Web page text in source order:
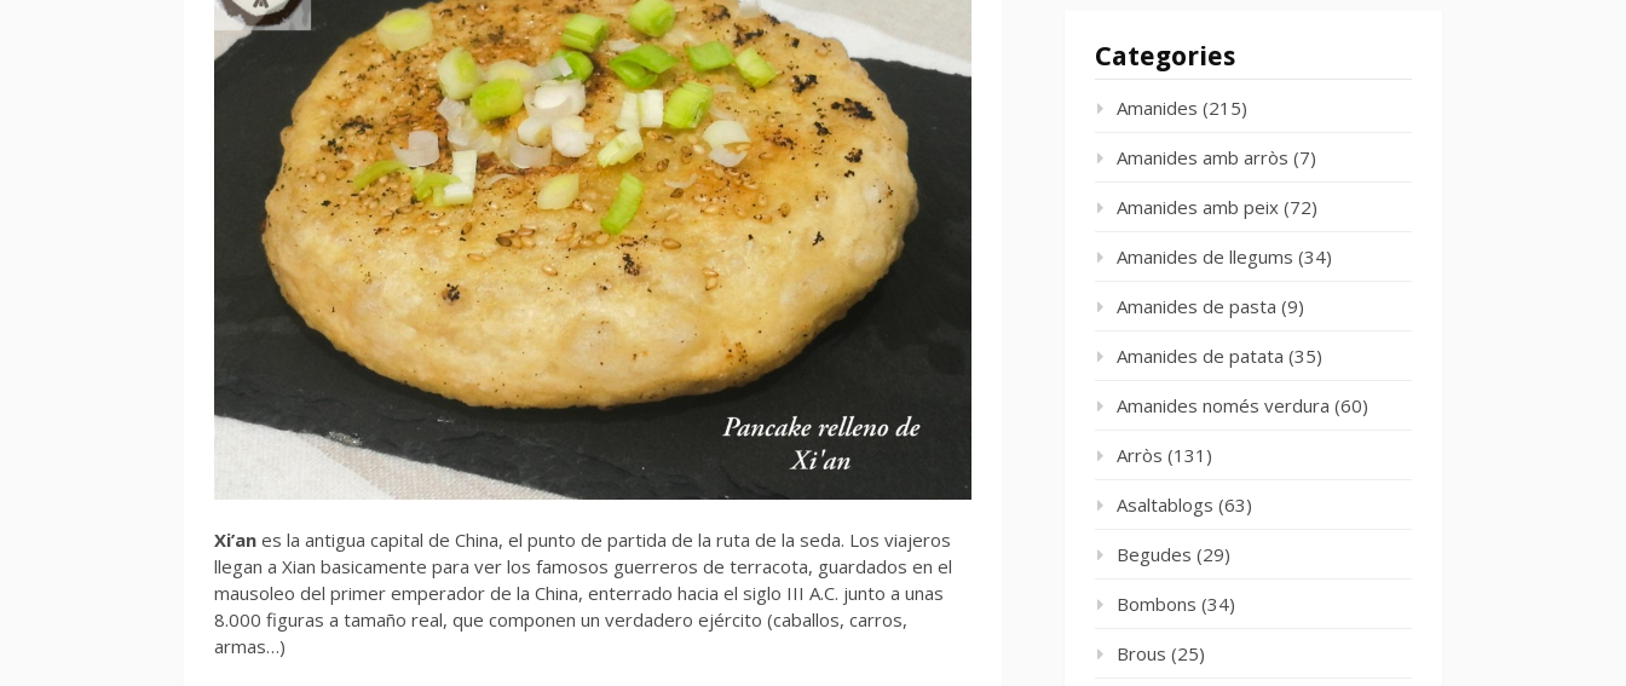
Xi’an es la antigua capital de China, el punto de partida de la ruta de la seda. Los viajeros
llegan a Xian basicamente para ver los famosos guerreros de terracota, guardados en el
mausoleo del primer emperador de la China, enterrado hacia el siglo III A.C. junto a unas
8.000 figuras a tamaño real, que componen un verdadero ejército (caballos, carros,
armas…)
Categories
Amanides (215)
Amanides amb arròs (7)
Amanides amb peix (72)
Amanides de llegums (34)
Amanides de pasta (9)
Amanides de patata (35)
Amanides només verdura (60)
Arròs (131)
Asaltablogs (63)
Begudes (29)
Bombons (34)
Brous (25)